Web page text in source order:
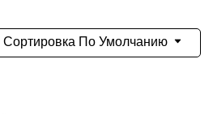
Сортировка По Умолчанию